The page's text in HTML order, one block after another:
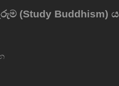
(Study